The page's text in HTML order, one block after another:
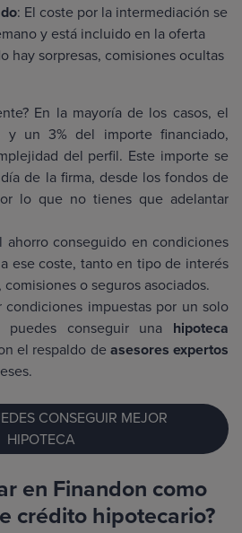
: El coste por la intermediación se
y está incluido en la oferta
hay sorpresas, comisiones ocultas
En la mayoría de los casos, el
y un 3% del importe financiado,
del perfil. Este importe se
de la firma, desde los fondos de
lo que no tienes que adelantar
conseguido en condiciones
ese coste, tanto en tipo de interés
o seguros asociados.
impuestas por un solo
conseguir una hipoteca
el respaldo de asesores expertos
CONSEGUIR MEJOR
HIPOTECA
en Finandon como
crédito hipotecario?